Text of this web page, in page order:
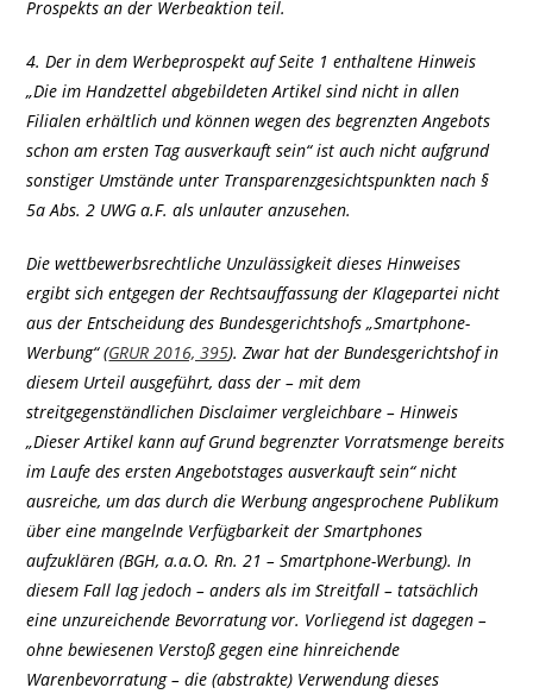
Prospekts an der Werbeaktion teil.
4. Der in dem Werbeprospekt auf Seite 1 enthaltene Hinweis
„Die im Handzettel abgebildeten Artikel sind nicht in allen
Filialen erhältlich und können wegen des begrenzten Angebots
schon am ersten Tag ausverkauft sein“ ist auch nicht aufgrund
sonstiger Umstände unter Transparenzgesichtspunkten nach §
5a Abs. 2 UWG a.F. als unlauter anzusehen.
Die wettbewerbsrechtliche Unzulässigkeit dieses Hinweises
ergibt sich entgegen der Rechtsauffassung der Klagepartei nicht
aus der Entscheidung des Bundesgerichtshofs „Smartphone-
Werbung“ (GRUR 2016, 395). Zwar hat der Bundesgerichtshof in
diesem Urteil ausgeführt, dass der – mit dem
streitgegenständlichen Disclaimer vergleichbare – Hinweis
„Dieser Artikel kann auf Grund begrenzter Vorratsmenge bereits
im Laufe des ersten Angebotstages ausverkauft sein“ nicht
ausreiche, um das durch die Werbung angesprochene Publikum
über eine mangelnde Verfügbarkeit der Smartphones
aufzuklären (BGH, a.a.O. Rn. 21 – Smartphone-Werbung). In
diesem Fall lag jedoch – anders als im Streitfall – tatsächlich
eine unzureichende Bevorratung vor. Vorliegend ist dagegen –
ohne bewiesenen Verstoß gegen eine hinreichende
Warenbevorratung – die (abstrakte) Verwendung dieses